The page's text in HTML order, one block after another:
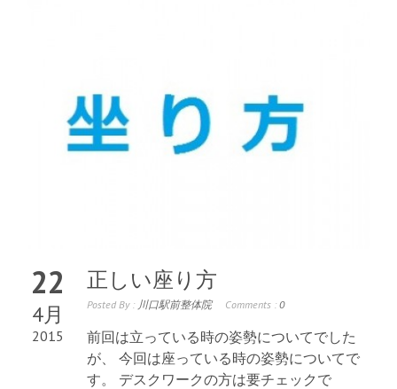
22
4月
2015
正しい座り方
Posted By : 川口駅前整体院 Comments : 0
前回は立っている時の姿勢についてでした
が、 今回は座っている時の姿勢についてで
す。 デスクワークの方は要チェックで